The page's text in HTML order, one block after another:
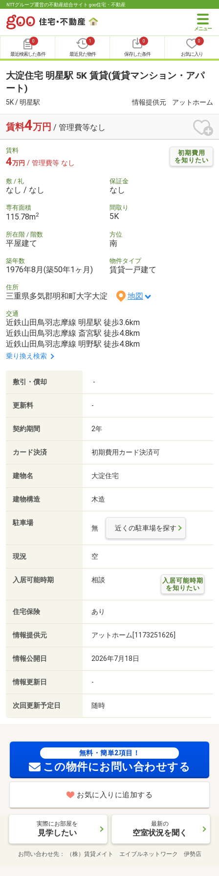
NTTグループ運営の不動産総合サイト goo住宅・不動産
0
最近検索した条件
1
最近見た物件
0
保存した条件
0
お気に入り
大淀住宅 明星駅 5K 賃貸(賃貸マンション・アパ
ート)
5K / 明星駅 情報提供元 アットホーム
賃料4万円 / 管理費等なし
初期費用
を知りたい
賃料
4万円 / 管理費等 なし
敷 / 礼
なし / なし
保証金
なし
専有面積
115.78m2
間取り
5K
所在階 / 階数
平屋建て
方位
南
築年数
1976年8月(築50年1ヶ月)
物件タイプ
賃貸一戸建て
住所
三重県多気郡明和町大字大淀 地図
交通
近鉄山田鳥羽志摩線 明星駅 徒歩3.6km
近鉄山田鳥羽志摩線 斎宮駅 徒歩4.8km
近鉄山田鳥羽志摩線 明野駅 徒歩4.8km
乗り換え検索
敷引・償却 -
更新料 -
契約期間 2年
カード決済 初期費用カード決済可
建物名 大淀住宅
建物構造 木造
駐車場
無 近くの駐車場を探す
現況 空
入居可能時期 相談
入居可能時期
を知りたい
住宅保険 あり
情報提供元 アットホーム[1173251626]
情報公開日 2026年7月18日
情報更新日 -
次回更新予定日 随時
無料・簡単2項目！
この物件にお問い合わせする
お気に入りに追加する
実際にお部屋を
見学したい
最新の
空室状況を聞く
お問い合わせ先 （株）賃貸メイト エイブルネットワーク 伊勢店